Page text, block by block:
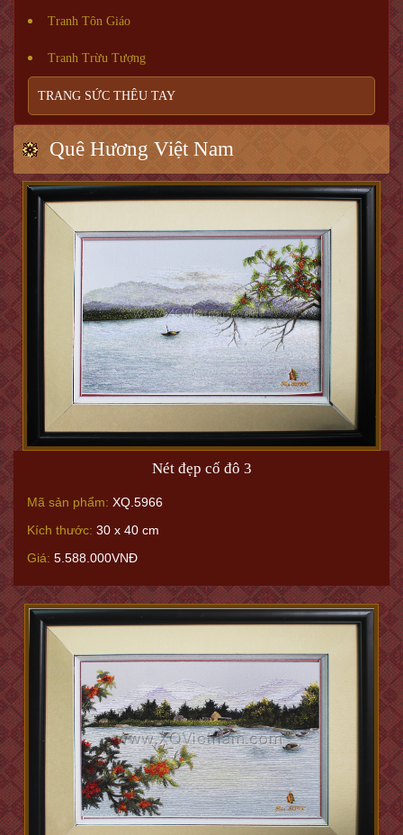
Tranh Tôn Giáo
Tranh Trừu Tượng
TRANG SỨC THÊU TAY
Quê Hương Việt Nam
Nét đẹp cố đô 3
Mã sản phẩm: XQ.5966
Kích thước: 30 x 40 cm
Giá: 5.588.000VNĐ